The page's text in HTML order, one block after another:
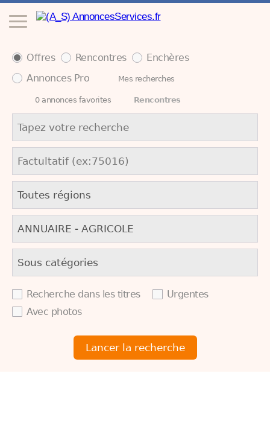
Offres Rencontres
Enchères
Annonces Pro
Mes recherches
0annonces favorites Rencontres
Recherche dans les titres
Urgentes
Avec photos